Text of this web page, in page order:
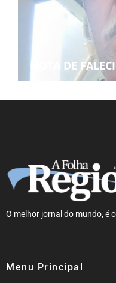
NOTA DE
O melhor jornal do mundo, é
Menu Principal